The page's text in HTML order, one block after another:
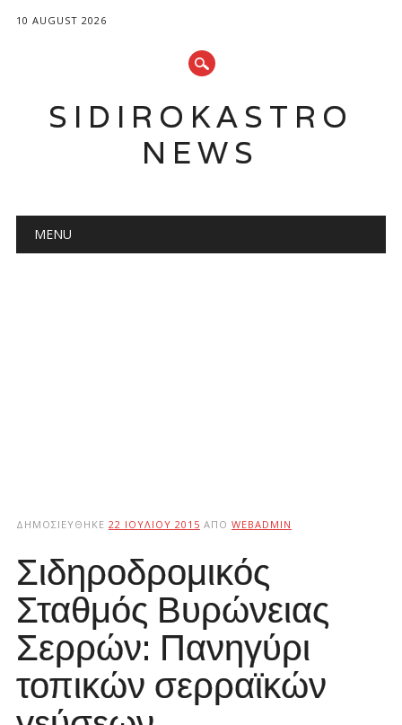
10 AUGUST 2026
SIDIROKASTRO
NEWS
Main menu
MENU
ΔΗΜΟΣΙΕΎΘΗΚΕ 22 ΙΟΥΛΊΟΥ 2015 ΑΠΌ WEBADMIN
Σιδηροδρομικός
Σταθμός Βυρώνειας
Σερρών: Πανηγύρι
τοπικών σερραϊκών